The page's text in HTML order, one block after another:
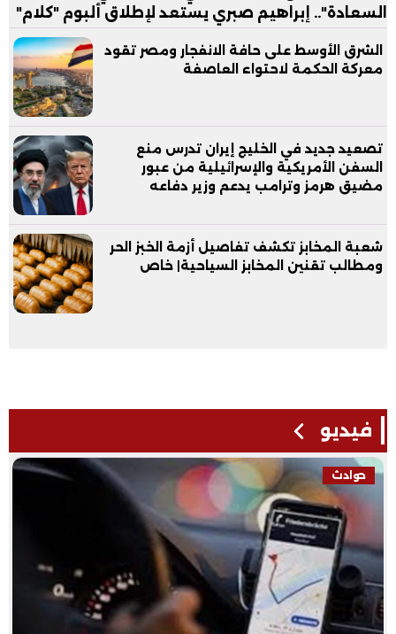
السعادة".. إبراهيم صبري يستعد لإطلاق ألبوم "كلام"
الشرق الأوسط على حافة الانفجار ومصر تقود
معركة الحكمة لاحتواء العاصفة
تصعيد جديد في الخليج إيران تدرس منع
السفن الأمريكية والإسرائيلية من عبور
مضيق هرمز وترامب يدعم وزير دفاعه
شعبة المخابز تكشف تفاصيل أزمة الخبز الحر
ومطالب تقنين المخابز السياحية| خاص
فيديو
حوادث